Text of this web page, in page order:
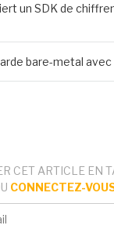
un SDK de
bare-metal avec
CET ARTICLE EN
CONNECTEZ-